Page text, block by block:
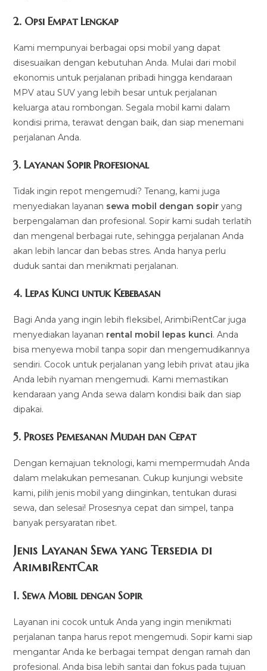
2. Opsi Empat Lengkap
Kami mempunyai berbagai opsi mobil yang dapat
disesuaikan dengan kebutuhan Anda. Mulai dari mobil
ekonomis untuk perjalanan pribadi hingga kendaraan
MPV atau SUV yang lebih besar untuk perjalanan
keluarga atau rombongan. Segala mobil kami dalam
kondisi prima, terawat dengan baik, dan siap menemani
perjalanan Anda.
3.Layanan Sopir Profesional
Tidak ingin repot mengemudi? Tenang, kami juga
menyediakan layanan sewa mobil dengan sopir yang
berpengalaman dan profesional. Sopir kami sudah terlatih
dan mengenal berbagai rute, sehingga perjalanan Anda
akan lebih lancar dan bebas stres. Anda hanya perlu
duduk santai dan menikmati perjalanan.
4.Lepas Kunci untuk Kebebasan
Bagi Anda yang ingin lebih fleksibel, ArimbiRentCar juga
menyediakan layanan rental mobil lepas kunci. Anda
bisa menyewa mobil tanpa sopir dan mengemudikannya
sendiri. Cocok untuk perjalanan yang lebih privat atau jika
Anda lebih nyaman mengemudi. Kami memastikan
kendaraan yang Anda sewa dalam kondisi baik dan siap
dipakai.
5.Proses Pemesanan Mudah dan Cepat
Dengan kemajuan teknologi, kami mempermudah Anda
dalam melakukan pemesanan. Cukup kunjungi website
kami, pilih jenis mobil yang diinginkan, tentukan durasi
sewa, dan selesai! Prosesnya cepat dan simpel, tanpa
banyak persyaratan ribet.
Jenis Layanan Sewa yang Tersedia di
ArimbiRentCar
1.Sewa Mobil dengan Sopir
Layanan ini cocok untuk Anda yang ingin menikmati
perjalanan tanpa harus repot mengemudi. Sopir kami siap
mengantar Anda ke berbagai tempat dengan ramah dan
profesional. Anda bisa lebih santai dan fokus pada tujuan